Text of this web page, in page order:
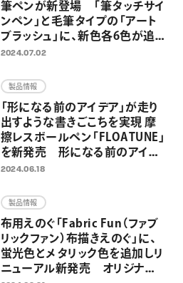
筆ペンが新登場 「筆タッチサイ
ンペン」と毛筆タイプの「アート
ブラッシュ」に、新色各6色が追
加
2024.07.02
製品情報
「形になる前のアイデア」が走り
出すような書きごこちを実現 摩
擦レスボールペン「FLOATUNE」
を新発売 形になる前のアイデ
アとメモに関する1000名意識調
2024.06.18
製品情報
布用えのぐ「Fabric Fun（ファブ
リックファン）布描きえのぐ」に、
蛍光色とメタリック色を追加しリ
ニューアル新発売 オリジナル